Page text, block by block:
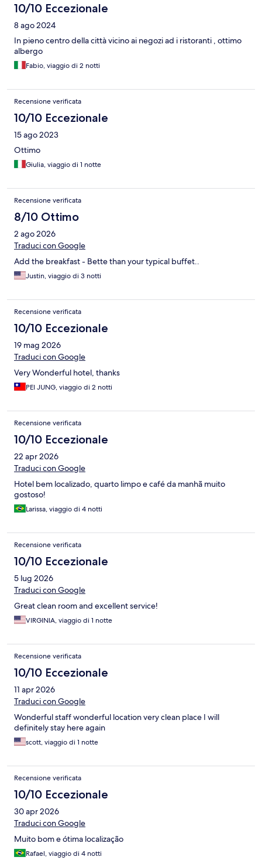
10/10 Eccezionale
8 ago 2024
In pieno centro della città vicino ai negozi ad i ristoranti , ottimo
albergo
Fabio, viaggio di 2 notti
Recensione verificata
10/10 Eccezionale
15 ago 2023
Ottimo
Giulia, viaggio di 1 notte
Recensione verificata
8/10 Ottimo
2 ago 2026
Traduci con Google
Add the breakfast - Bette than your typical buffet..
Justin, viaggio di 3 notti
Recensione verificata
10/10 Eccezionale
19 mag 2026
Traduci con Google
Very Wonderful hotel, thanks
PEI JUNG, viaggio di 2 notti
Recensione verificata
10/10 Eccezionale
22 apr 2026
Traduci con Google
Hotel bem localizado, quarto limpo e café da manhã muito
gostoso!
Larissa, viaggio di 4 notti
Recensione verificata
10/10 Eccezionale
5 lug 2026
Traduci con Google
Great clean room and excellent service!
VIRGINIA, viaggio di 1 notte
Recensione verificata
10/10 Eccezionale
11 apr 2026
Traduci con Google
Wonderful staff wonderful location very clean place I will
definitely stay here again
scott, viaggio di 1 notte
Recensione verificata
10/10 Eccezionale
30 apr 2026
Traduci con Google
Muito bom e ótima localização
Rafael, viaggio di 4 notti